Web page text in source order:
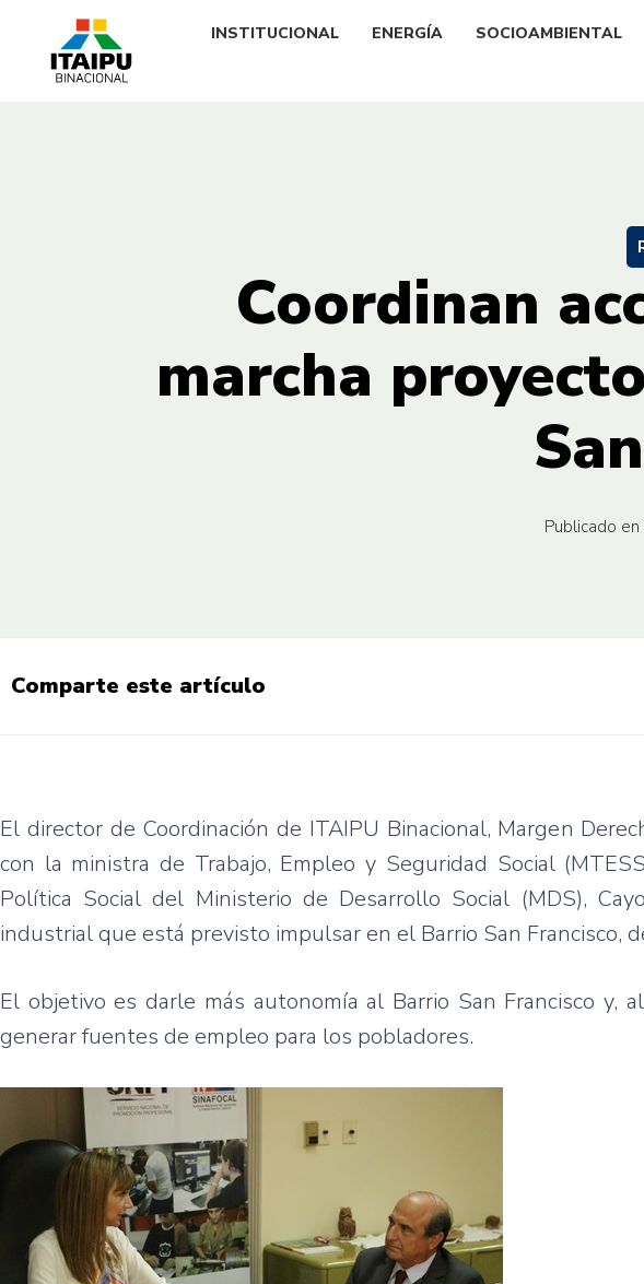
INSTITUCIONAL ENERGÍA SOCIOAMBIENTAL
Coordinan
marcha
Publicado en
Comparte este artículo
El director de Coordinación de ITAIPU Binacional, Margen
con la ministra de Trabajo, Empleo y Seguridad Social
Política Social del Ministerio de Desarrollo Social (MDS),
industrial que está previsto impulsar en el Barrio San Francisco,
El objetivo es darle más autonomía al Barrio San Francisco y,
generar fuentes de empleo para los pobladores.